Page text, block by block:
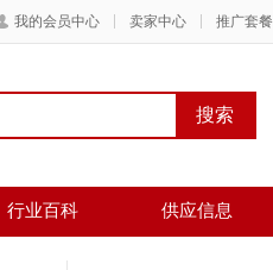
我的会员中心 卖家中心 推广套餐
行业百科 供应信息